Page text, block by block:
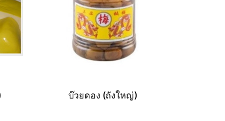
บ๊วยดอง (ถังใหญ่)